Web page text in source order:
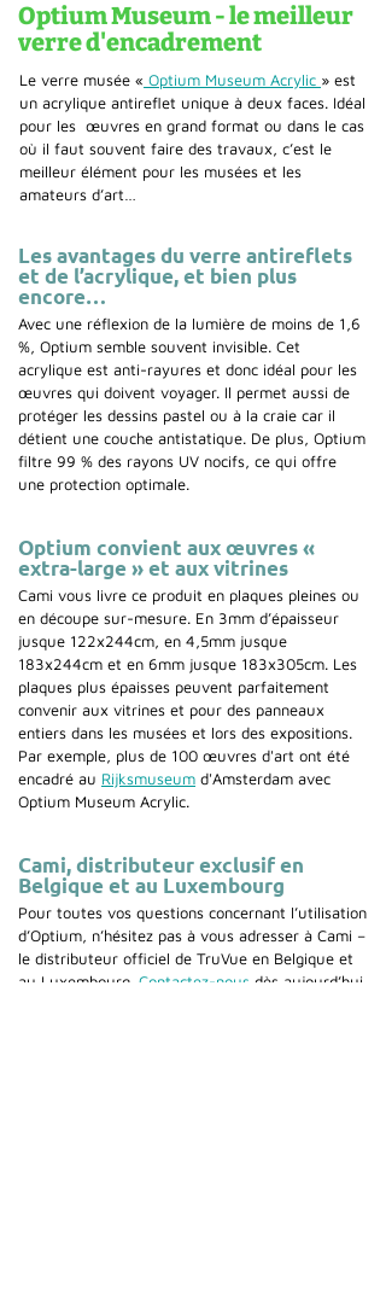
Optium Museum - le meilleur
verre d'encadrement
Le verre musée « Optium Museum Acrylic » est
un acrylique antireflet unique à deux faces. Idéal
pour les œuvres en grand format ou dans le cas
où il faut souvent faire des travaux, c’est le
meilleur élément pour les musées et les
amateurs d’art…
Les avantages du verre antireflets
et de l’acrylique, et bien plus
encore…
Avec une réflexion de la lumière de moins de 1,6
%, Optium semble souvent invisible. Cet
acrylique est anti-rayures et donc idéal pour les
œuvres qui doivent voyager. Il permet aussi de
protéger les dessins pastel ou à la craie car il
détient une couche antistatique. De plus, Optium
filtre 99 % des rayons UV nocifs, ce qui offre
une protection optimale.
Optium convient aux œuvres «
extra-large » et aux vitrines
Cami vous livre ce produit en plaques pleines ou
en découpe sur-mesure. En 3mm d’épaisseur
jusque 122x244cm, en 4,5mm jusque
183x244cm et en 6mm jusque 183x305cm. Les
plaques plus épaisses peuvent parfaitement
convenir aux vitrines et pour des panneaux
entiers dans les musées et lors des expositions.
Par exemple, plus de 100 œuvres d'art ont été
encadré au Rijksmuseum d'Amsterdam avec
Optium Museum Acrylic.
Cami, distributeur exclusif en
Belgique et au Luxembourg
Pour toutes vos questions concernant l’utilisation
d’Optium, n’hésitez pas à vous adresser à Cami –
le distributeur officiel de TruVue en Belgique et
au Luxembourg. Contactez-nous dès aujourd’hui